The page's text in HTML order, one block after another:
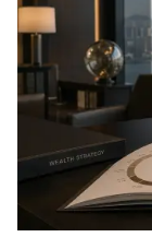
Bills. Z
skupina